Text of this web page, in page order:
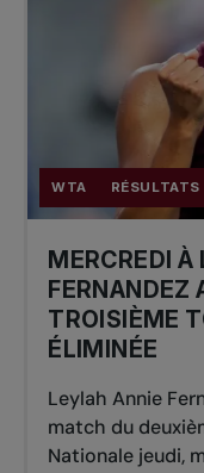
WTA RÉSULTATS
MERCREDI À
FERNANDEZ
TROISIÈME
ÉLIMINÉE
Leylah Annie
match du
Nationale jeudi,